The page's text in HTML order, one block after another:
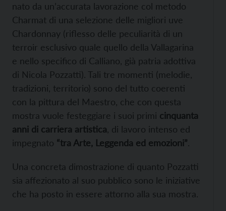
nato da un’accurata lavorazione col metodo
Charmat di una selezione delle migliori uve
Chardonnay (riflesso delle peculiarità di un
terroir esclusivo quale quello della Vallagarina
e nello specifico di Calliano, già patria adottiva
di Nicola Pozzatti). Tali tre momenti (melodie,
tradizioni, territorio) sono del tutto coerenti
con la pittura del Maestro, che con questa
mostra vuole festeggiare i suoi primi cinquanta
anni di carriera artistica , di lavoro intenso ed
impegnato “tra Arte, Leggenda ed emozioni”.
Una concreta dimostrazione di quanto Pozzatti
sia affezionato al suo pubblico sono le iniziative
che ha posto in essere attorno alla sua mostra.